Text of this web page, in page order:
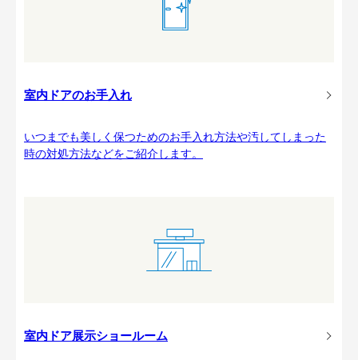
室内ドアのお手入れ
いつまでも美しく保つためのお手入れ方法や汚してしまった
時の対処方法などをご紹介します。
室内ドア展示ショールーム